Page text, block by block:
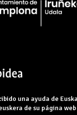
una ayuda de
de su página web